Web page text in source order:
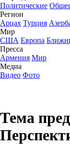
Политические
Регион
Арцах Турция
Мир
США Европа
Пресса
Армения Мир
Медиа
Видео Фото
Тема